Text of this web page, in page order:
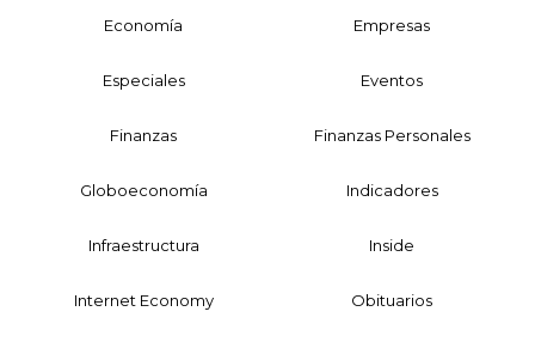
Economía Empresas
Especiales Eventos
Finanzas Finanzas Personales
Globoeconomía Indicadores
Infraestructura Inside
Internet Economy Obituarios